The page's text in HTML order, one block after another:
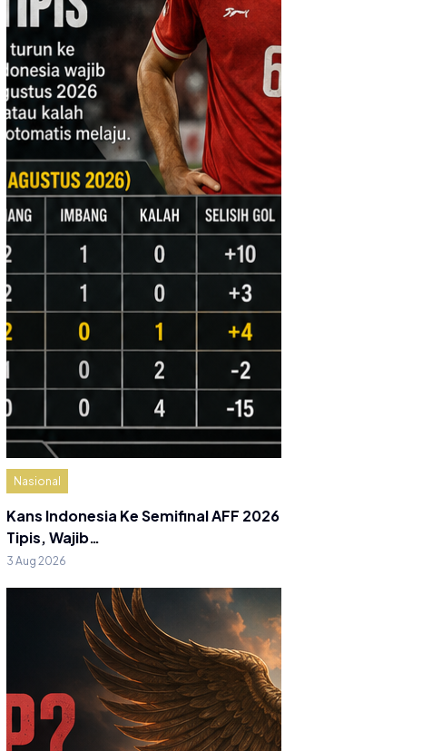
Nasional
Kans Indonesia Ke Semifinal AFF 2026
Tipis, Wajib…
3 Aug 2026